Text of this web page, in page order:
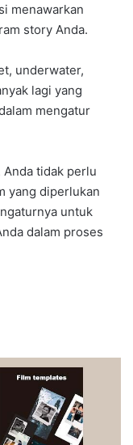
menawarkan
story Anda.
underwater,
lagi yang
mengatur
Anda tidak perlu
yang diperlukan
untuk
dalam proses